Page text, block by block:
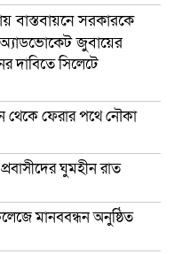
বাস্তবায়নে সরকারকে
জুবায়ের
দাবিতে সিলেটে
থেকে ফেরার পথে নৌকা
ঘুমহীন রাত
মানববন্ধন অনুষ্ঠিত